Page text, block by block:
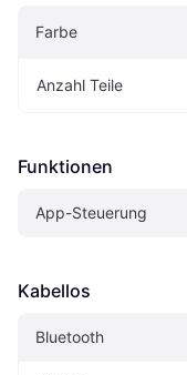
Farbe
Anzahl Teile
Funktionen
App-Steuerung
Kabellos
Bluetooth